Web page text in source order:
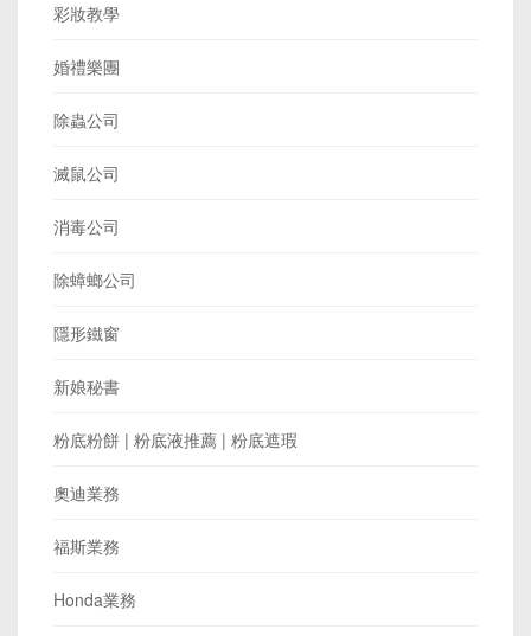
彩妝教學
婚禮樂團
除蟲公司
滅鼠公司
消毒公司
除蟑螂公司
隱形鐵窗
新娘秘書
粉底粉餅 | 粉底液推薦 | 粉底遮瑕
奧迪業務
福斯業務
Honda業務